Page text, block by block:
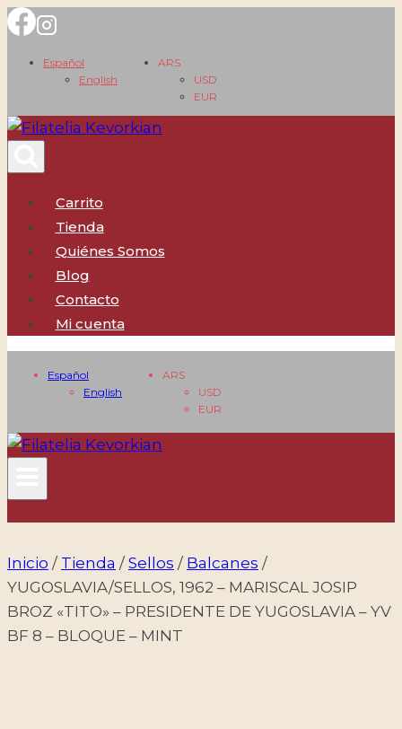
Saltar
contenido
Español
English
ARS
USD
EUR
Carrito
Tienda
Quiénes Somos
Blog
Contacto
Mi cuenta
Español
English
ARS
USD
EUR
Inicio / Tienda / Sellos / Balcanes /
YUGOSLAVIA/SELLOS, 1962 – MARISCAL JOSIP
BROZ «TITO» – PRESIDENTE DE YUGOSLAVIA – YV
BF 8 – BLOQUE – MINT